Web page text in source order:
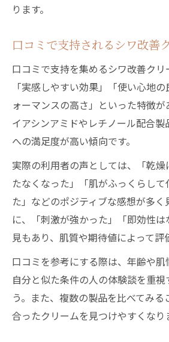
ります。
口コミで支持されるシワ改善
口コミで支持を集めるシワ改善ク
「実感しやすい効果」「使い心地
ォーマンスの高さ」といった特徴
イアシンアミドやレチノール配合
への満足度が高い傾向です。
実際の利用者の声としては、「乾
たなくなった」「肌がふっくらし
た」などのポジティブな感想が多く
に、「刺激が強かった」「即効性
見もあり、肌質や期待値によって評
口コミを参考にする際は、年齢や
自分と似た条件の人の体験談を重視
う。また、複数の製品を比べてみる
合ったクリームを見つけやすくなり